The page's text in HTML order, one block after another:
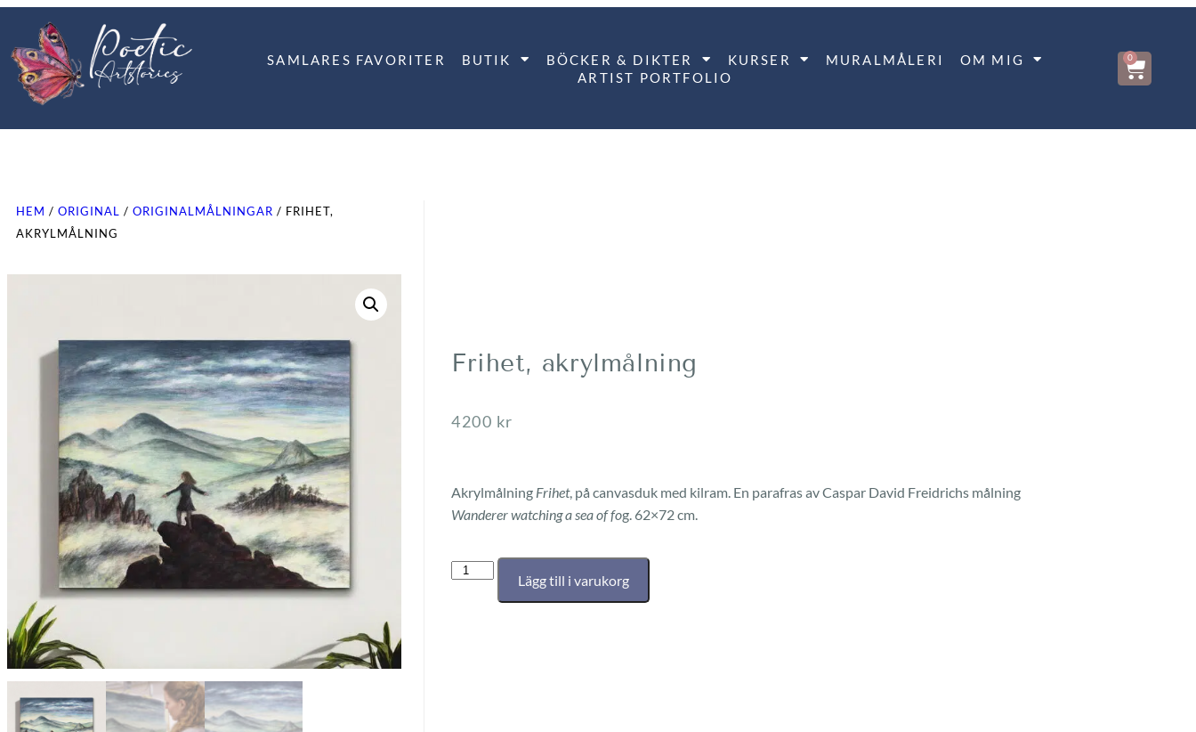
SAMLARES FAVORITER BUTIK BÖCKER & DIKTER KURSER MURALMÅLERI
OM MIG
ARTIST PORTFOLIO
0
HEM / ORIGINAL / ORIGINALMÅLNINGAR / FRIHET,
AKRYLMÅLNING
Frihet, akrylmålning
4200 kr
Akrylmålning Frihet, på canvasduk med kilram. En parafras av Caspar David Freidrichs målning
Wanderer watching a sea of fog. 62×72 cm.
Lägg till i varukorg